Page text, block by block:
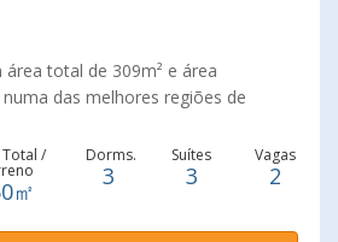
total de 309m² e área
das melhores regiões de
bem ventiladas e arejadas. Para você
de quem realmente você quer: Um
para a Pedra Grande. O imóvel
de qualidade: Piscina e área
/
㎡
Dorms.
3
Suítes
3
Vagas
2